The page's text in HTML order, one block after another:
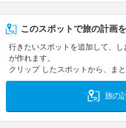
このスポットで旅の計画
行きたいスポットを追加して、し
が作れます。
クリップ したスポットから、ま
旅の